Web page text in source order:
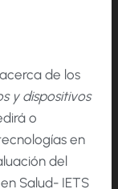
de los
y dispositivos
o
en
del
Salud- IETS